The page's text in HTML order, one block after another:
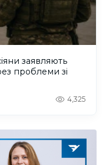
заявляють
проблеми зі
4,325